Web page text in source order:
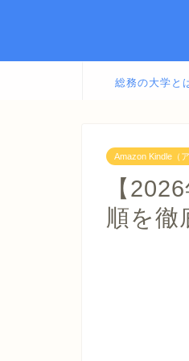
総務の大学と
Amazon Kindle（
【
順を徹